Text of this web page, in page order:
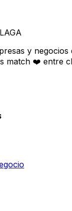
y
match ❤️ entre